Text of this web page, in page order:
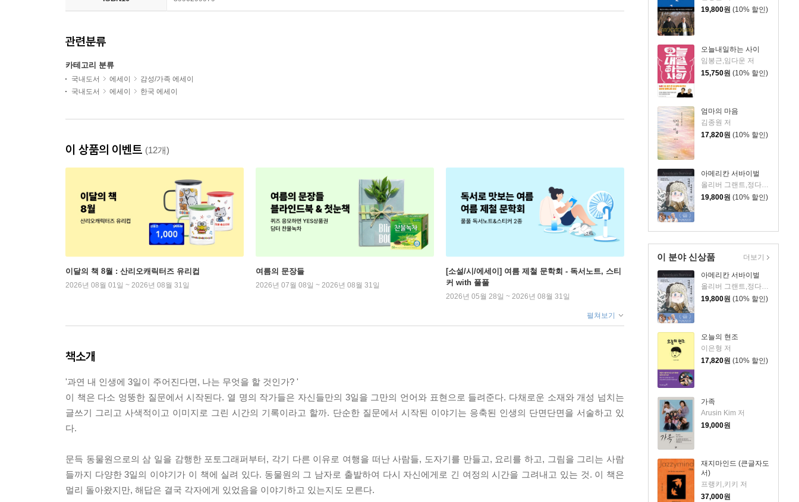
19,800원 (10% 할인)
오늘내일하는 사이
임봉근,임다운 저
15,750원 (10% 할인)
엄마의 마음
김종원 저
17,820원 (10% 할인)
아메리칸 서바이벌
올리버 그랜트,정다운 저
19,800원 (10% 할인)
이 분야 신상품
아메리칸 서바이벌
19,800원 (10% 할인)
오늘의 현조
이은형 저
17,820원 (10% 할인)
가족
Arusin Kim 저
19,000원
재지마인드 (큰글자도
서)
프랭키,키키 저
37,000원
더보기
관련분류
카테고리 분류
국내도서 에세이
감성/가족 에세이
국내도서
에세이 한국 에세이
이 상품의 이벤트 (12개)
이달의 책 8월 : 산리오캐릭터즈 유리컵
2026년 08월 01일 ~ 2026년 08월 31일
여름의 문장들
2026년 07월 08일 ~ 2026년 08월 31일
[소설/시/에세이] 여름 제철 문학회 - 독서노트, 스티
커 with 풀풀
2026년 05월 28일 ~ 2026년 08월 31일
펼쳐보기
책소개
'과연 내 인생에 3일이 주어진다면, 나는 무엇을 할 것인가? '
이 책은 다소 엉뚱한 질문에서 시작된다. 열 명의 작가들은 자신들만의 3일을 그만의 언어와 표현으로 들려준다. 다채로운 소재와 개성 넘치는
글쓰기 그리고 사색적이고 이미지로 그린 시간의 기록이라고 할까. 단순한 질문에서 시작된 이야기는 응축된 인생의 단면단면을 서술하고 있
다.
문득 동물원으로의 삼 일을 감행한 포토그래퍼부터, 각기 다른 이유로 여행을 떠난 사람들, 도자기를 만들고, 요리를 하고, 그림을 그리는 사람
들까지 다양한 3일의 이야기가 이 책에 실려 있다. 동물원의 그 남자로 출발하여 다시 자신에게로 긴 여정의 시간을 그려내고 있는 것. 이 책은
멀리 돌아왔지만, 해답은 결국 각자에게 있었음을 이야기하고 있는지도 모른다.